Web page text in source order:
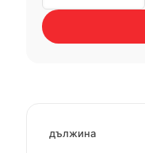
маса
FUTURA
дължина